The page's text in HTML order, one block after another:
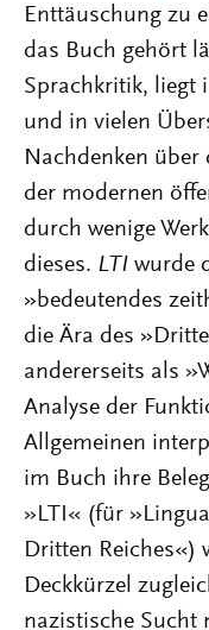
Enttäuschung zu
das Buch gehört
Sprachkritik, liegt
und in vielen
Nachdenken
der modernen
durch wenige
dieses. LTI wurde
»bedeutendes
die Ära des
andererseits als
Analyse der
Allgemeinen
im Buch ihre
»LTI« (für
Dritten Reiches«)
Deckkürzel
nazistische Sucht